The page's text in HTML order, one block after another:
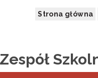
Strona główna
Zespół